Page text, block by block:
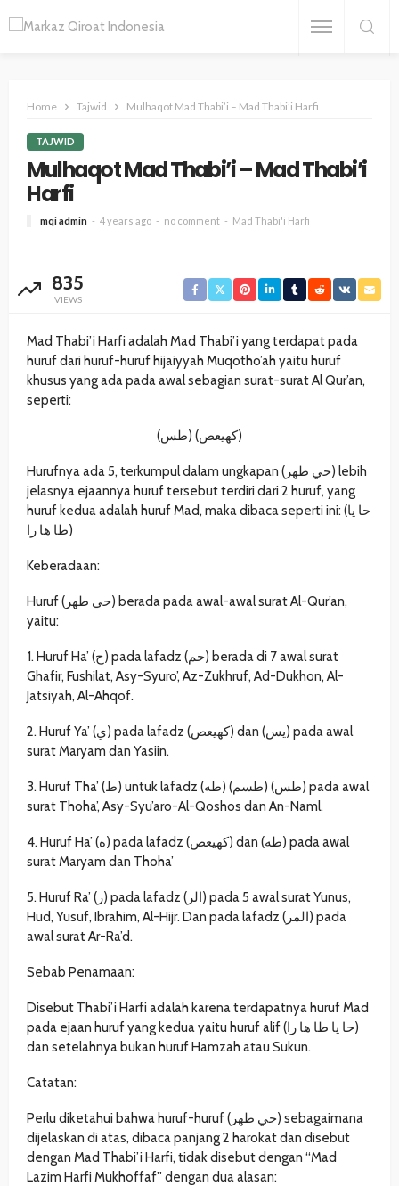
Home Tajwid Mulhaqot Mad Thabi’i – Mad Thabi’i Harfi
TAJWID
Mulhaqot Mad Thabi’i – Mad Thabi’i
Harfi
mqi admin 4 years ago no comment Mad Thabi'i Harfi
835
VIEWS
Mad Thabi’i Harfi adalah Mad Thabi’i yang terdapat pada
huruf dari huruf-huruf hijaiyyah Muqotho’ah yaitu huruf
khusus yang ada pada awal sebagian surat-surat Al Qur’an,
seperti:
(طس) (كهيعص)
Hurufnya ada 5, terkumpul dalam ungkapan (حي طهر) lebih
jelasnya ejaannya huruf tersebut terdiri dari 2 huruf, yang
huruf kedua adalah huruf Mad, maka dibaca seperti ini: (حا يا
طا ها را)
Keberadaan:
Huruf (حي طهر) berada pada awal-awal surat Al-Qur’an,
yaitu:
1. Huruf Ha’ (ح) pada lafadz (حم) berada di 7 awal surat
Ghafir, Fushilat, Asy-Syuro’, Az-Zukhruf, Ad-Dukhon, Al-
Jatsiyah, Al-Ahqof.
2. Huruf Ya’ (ي) pada lafadz (كهيعص) dan (يس) pada awal
surat Maryam dan Yasiin.
3. Huruf Tha’ (ط) untuk lafadz (طه) (طسم) (طس) pada awal
surat Thoha’, Asy-Syu’aro-Al-Qoshos dan An-Naml.
4. Huruf Ha’ (ه) pada lafadz (كهيعص) dan (طه) pada awal
surat Maryam dan Thoha’
5. Huruf Ra’ (ر) pada lafadz (الر) pada 5 awal surat Yunus,
Hud, Yusuf, Ibrahim, Al-Hijr. Dan pada lafadz (المر) pada
awal surat Ar-Ra’d.
Sebab Penamaan:
Disebut Thabi’i Harfi adalah karena terdapatnya huruf Mad
pada ejaan huruf yang kedua yaitu huruf alif (حا يا طا ها را)
dan setelahnya bukan huruf Hamzah atau Sukun.
Catatan:
Perlu diketahui bahwa huruf-huruf (حي طهر) sebagaimana
dijelaskan di atas, dibaca panjang 2 harokat dan disebut
dengan Mad Thabi’i Harfi, tidak disebut dengan “Mad
Lazim Harfi Mukhoffaf” dengan dua alasan: